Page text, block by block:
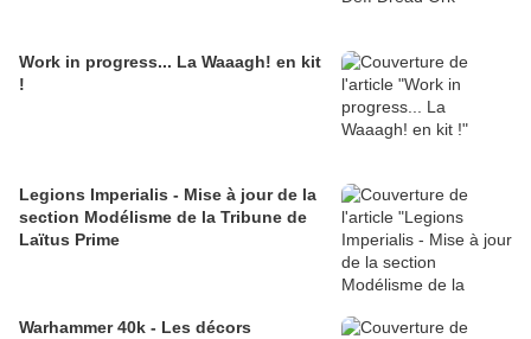
Work in progress... La Waaagh! en kit
!
Legions Imperialis - Mise à jour de la
section Modélisme de la Tribune de
Laïtus Prime
Warhammer 40k - Les décors